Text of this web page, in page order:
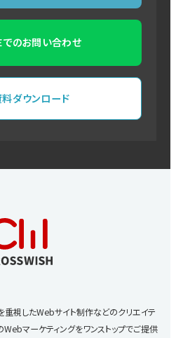
のお問い合わせ
ダウンロード
重視したWebサイト制作などのクリエイテ
Webマーケティングをワンストップでご提供